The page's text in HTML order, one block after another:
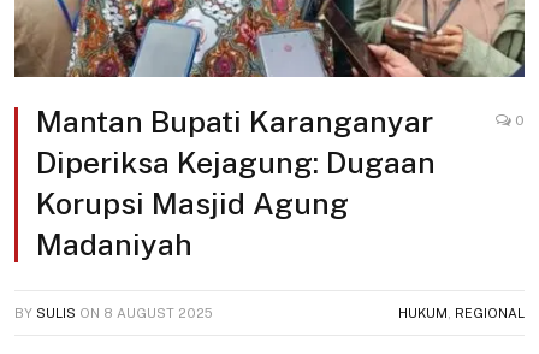
Mantan Bupati Karanganyar
Diperiksa Kejagung: Dugaan
Korupsi Masjid Agung
Madaniyah
0
BY SULIS ON 8 AUGUST 2025 HUKUM REGIONAL